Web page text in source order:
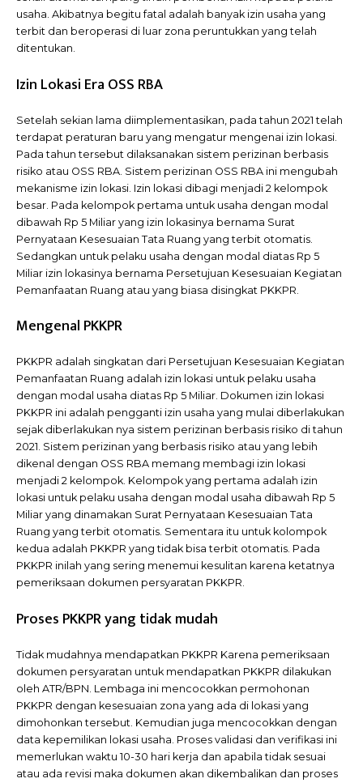
usaha. Akibatnya begitu fatal adalah banyak izin usaha yang
terbit dan beroperasi di luar zona peruntukkan yang telah
ditentukan.
Izin Lokasi Era OSS RBA
Setelah sekian lama diimplementasikan, pada tahun 2021 telah
terdapat peraturan baru yang mengatur mengenai izin lokasi.
Pada tahun tersebut dilaksanakan sistem perizinan berbasis
risiko atau OSS RBA. Sistem perizinan OSS RBA ini mengubah
mekanisme izin lokasi. Izin lokasi dibagi menjadi 2 kelompok
besar. Pada kelompok pertama untuk usaha dengan modal
dibawah Rp 5 Miliar yang izin lokasinya bernama Surat
Pernyataan Kesesuaian Tata Ruang yang terbit otomatis.
Sedangkan untuk pelaku usaha dengan modal diatas Rp 5
Miliar izin lokasinya bernama Persetujuan Kesesuaian Kegiatan
Pemanfaatan Ruang atau yang biasa disingkat PKKPR.
Mengenal PKKPR
PKKPR adalah singkatan dari Persetujuan Kesesuaian Kegiatan
Pemanfaatan Ruang adalah izin lokasi untuk pelaku usaha
dengan modal usaha diatas Rp 5 Miliar. Dokumen izin lokasi
PKKPR ini adalah pengganti izin usaha yang mulai diberlakukan
sejak diberlakukan nya sistem perizinan berbasis risiko di tahun
2021. Sistem perizinan yang berbasis risiko atau yang lebih
dikenal dengan OSS RBA memang membagi izin lokasi
menjadi 2 kelompok. Kelompok yang pertama adalah izin
lokasi untuk pelaku usaha dengan modal usaha dibawah Rp 5
Miliar yang dinamakan Surat Pernyataan Kesesuaian Tata
Ruang yang terbit otomatis. Sementara itu untuk kolompok
kedua adalah PKKPR yang tidak bisa terbit otomatis. Pada
PKKPR inilah yang sering menemui kesulitan karena ketatnya
pemeriksaan dokumen persyaratan PKKPR.
Proses PKKPR yang tidak mudah
Tidak mudahnya mendapatkan PKKPR Karena pemeriksaan
dokumen persyaratan untuk mendapatkan PKKPR dilakukan
oleh ATR/BPN. Lembaga ini mencocokkan permohonan
PKKPR dengan kesesuaian zona yang ada di lokasi yang
dimohonkan tersebut. Kemudian juga mencocokkan dengan
data kepemilikan lokasi usaha. Proses validasi dan verifikasi ini
memerlukan waktu 10-30 hari kerja dan apabila tidak sesuai
atau ada revisi maka dokumen akan dikembalikan dan proses